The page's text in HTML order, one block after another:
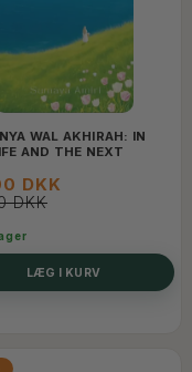
WAL AKHIRAH: IN
AND THE NEXT
DKK
DKK
LÆG I KURV